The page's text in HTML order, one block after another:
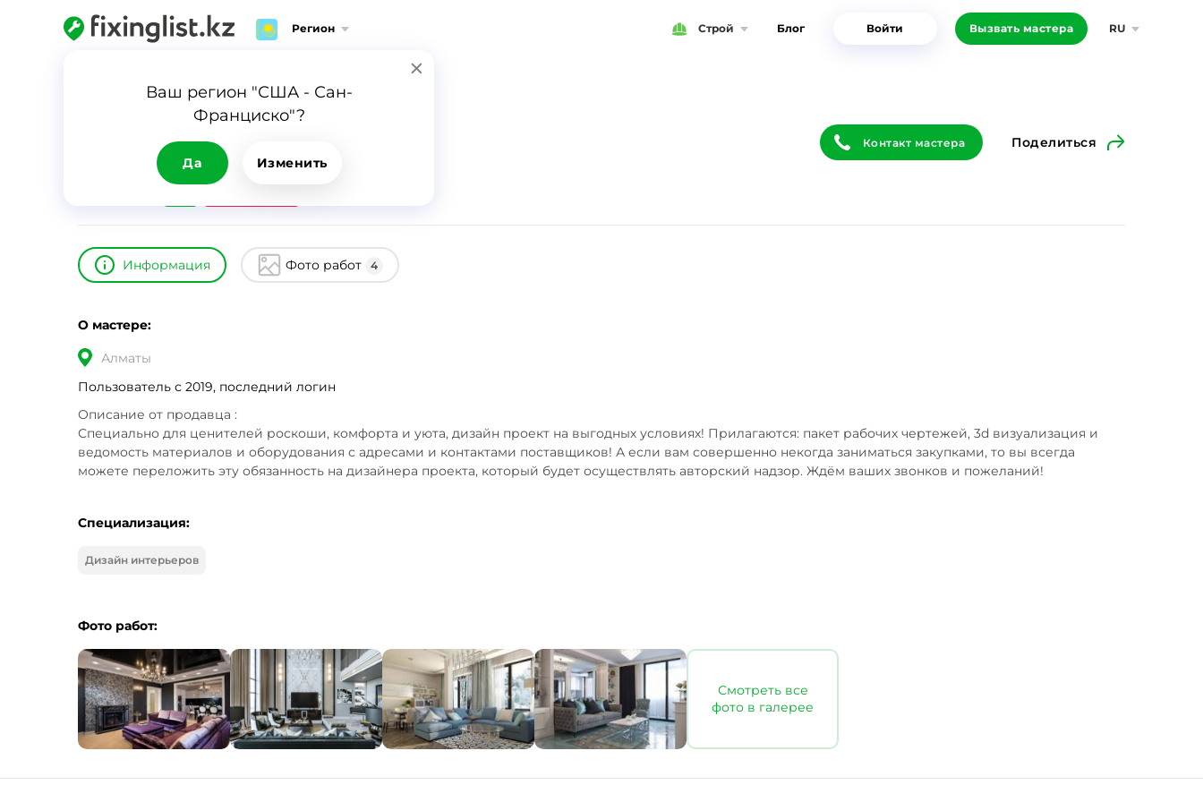
Регион Строй Блог Войти Вызвать мастера RU
Ваш регион "США - Сан-
Франциско"?
Да Изменить
Настя
Контакт мастера Поделиться
Информация Фото работ 4
О мастере:
Алматы
Пользователь с 2019, последний логин
Описание от продавца :
Специально для ценителей роскоши, комфорта и уюта, дизайн проект на выгодных условиях! Прилагаются: пакет рабочих чертежей, 3d визуализация и
ведомость материалов и оборудования с адресами и контактами поставщиков! А если вам совершенно некогда заниматься закупками, то вы всегда
можете переложить эту обязанность на дизайнера проекта, который будет осуществлять авторский надзор. Ждём ваших звонков и пожеланий!
Специализация:
Дизайн интерьеров
Фото работ:
Смотреть все
фото в галерее